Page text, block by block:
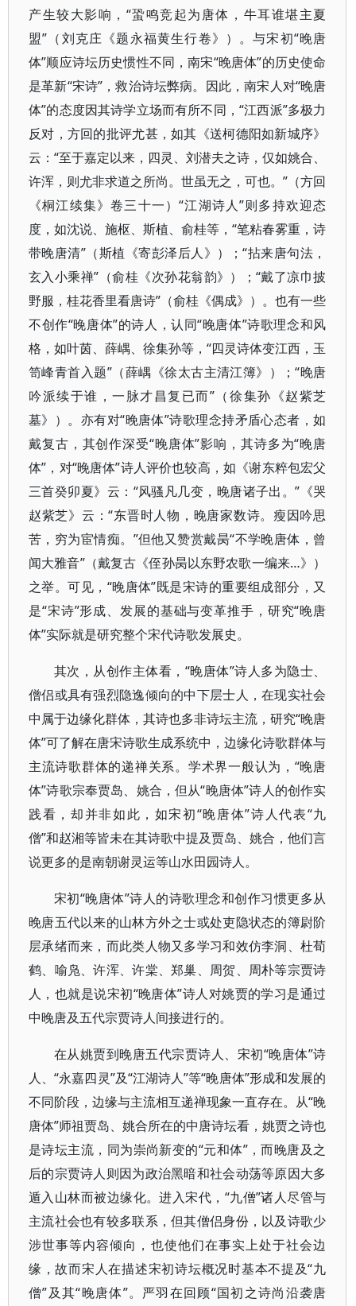
产生较大影响，“蛩鸣竞起为唐体，牛耳谁堪主夏
盟”（刘克庄《题永福黄生行卷》）。与宋初“晚唐
体”顺应诗坛历史惯性不同，南宋“晚唐体”的历史使命
是革新“宋诗”，救治诗坛弊病。因此，南宋人对“晚唐
体”的态度因其诗学立场而有所不同，“江西派”多极力
反对，方回的批评尤甚，如其《送柯德阳如新城序》
云：“至于嘉定以来，四灵、刘潜夫之诗，仅如姚合、
许浑，则尤非求道之所尚。世虽无之，可也。”（方回
《桐江续集》卷三十一）“江湖诗人”则多持欢迎态
度，如沈说、施枢、斯植、俞桂等，“笔粘春雾重，诗
带晚唐清”（斯植《寄彭泽后人》）；“拈来唐句法，
玄入小乘禅”（俞桂《次孙花翁韵》）；“戴了凉巾披
野服，桂花香里看唐诗”（俞桂《偶成》）。也有一些
不创作“晚唐体”的诗人，认同“晚唐体”诗歌理念和风
格，如叶茵、薛嵎、徐集孙等，“四灵诗体变江西，玉
笥峰青首入题”（薛嵎《徐太古主清江簿》）；“晚唐
吟派续于谁，一脉才昌复已而”（徐集孙《赵紫芝
墓》）。亦有对“晚唐体”诗歌理念持矛盾心态者，如
戴复古，其创作深受“晚唐体”影响，其诗多为“晚唐
体”，对“晚唐体”诗人评价也较高，如《谢东粹包宏父
三首癸卯夏》云：“风骚凡几变，晚唐诸子出。”《哭
赵紫芝》云：“东晋时人物，晚唐家数诗。瘦因吟思
苦，穷为宦情痴。”但他又赞赏戴昺“不学晚唐体，曾
闻大雅音”（戴复古《侄孙昺以东野农歌一编来…》）
之举。可见，“晚唐体”既是宋诗的重要组成部分，又
是“宋诗”形成、发展的基础与变革推手，研究“晚唐
体”实际就是研究整个宋代诗歌发展史。
其次，从创作主体看，“晚唐体”诗人多为隐士、
僧侣或具有强烈隐逸倾向的中下层士人，在现实社会
中属于边缘化群体，其诗也多非诗坛主流，研究“晚唐
体”可了解在唐宋诗歌生成系统中，边缘化诗歌群体与
主流诗歌群体的递禅关系。学术界一般认为，“晚唐
体”诗歌宗奉贾岛、姚合，但从“晚唐体”诗人的创作实
践看，却并非如此，如宋初“晚唐体”诗人代表“九
僧”和赵湘等皆未在其诗歌中提及贾岛、姚合，他们言
说更多的是南朝谢灵运等山水田园诗人。
宋初“晚唐体”诗人的诗歌理念和创作习惯更多从
晚唐五代以来的山林方外之士或处吏隐状态的簿尉阶
层承绪而来，而此类人物又多学习和效仿李洞、杜荀
鹤、喻凫、许浑、许棠、郑巢、周贺、周朴等宗贾诗
人，也就是说宋初“晚唐体”诗人对姚贾的学习是通过
中晚唐及五代宗贾诗人间接进行的。
在从姚贾到晚唐五代宗贾诗人、宋初“晚唐体”诗
人、“永嘉四灵”及“江湖诗人”等“晚唐体”形成和发展的
不同阶段，边缘与主流相互递禅现象一直存在。从“晚
唐体”师祖贾岛、姚合所在的中唐诗坛看，姚贾之诗也
是诗坛主流，同为崇尚新变的“元和体”，而晚唐及之
后的宗贾诗人则因为政治黑暗和社会动荡等原因大多
遁入山林而被边缘化。进入宋代，“九僧”诸人尽管与
主流社会也有较多联系，但其僧侣身份，以及诗歌少
涉世事等内容倾向，也使他们在事实上处于社会边
缘，故而宋人在描述宋初诗坛概况时基本不提及“九
僧”及其“晚唐体”。严羽在回顾“国初之诗尚沿袭唐